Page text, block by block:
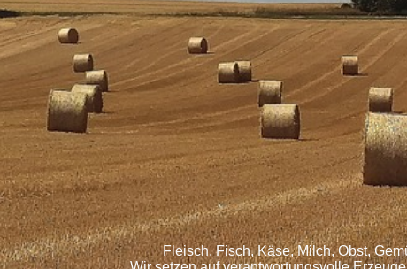
Fleisch, Fisch, Käse, Milch, Obst,